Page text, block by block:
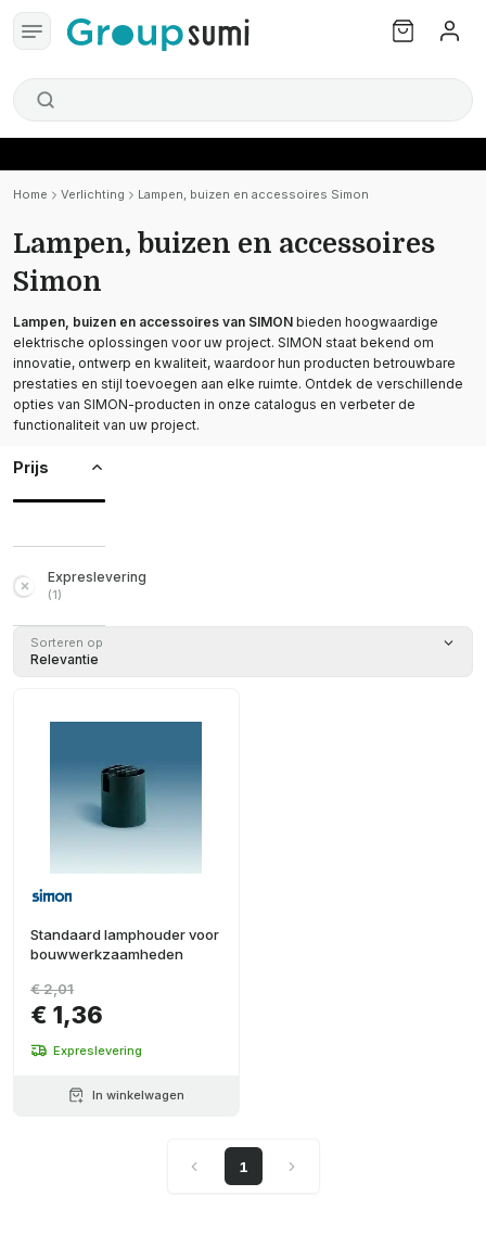
Home Verlichting Lampen, buizen en accessoires Simon
Lampen, buizen en accessoires
Simon
Lampen, buizen en accessoires van SIMON bieden hoogwaardige
elektrische oplossingen voor uw project. SIMON staat bekend om
innovatie, ontwerp en kwaliteit, waardoor hun producten betrouwbare
prestaties en stijl toevoegen aan elke ruimte. Ontdek de verschillende
opties van SIMON-producten in onze catalogus en verbeter de
functionaliteit van uw project.
Prijs
Expreslevering
(1)
Sorteren op
Relevantie
Standaard lamphouder voor
bouwwerkzaamheden
€ 1,36
€ 2,01
Expreslevering
In winkelwagen
1